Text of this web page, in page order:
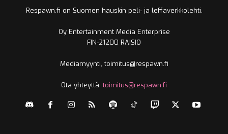
Respawn.fi on Suomen hauskin peli- ja leffaverkkolehti.
Oy Entertainment Media Enterprise
FIN-21200 RAISIO
Mediamyynti, toimitus@respawn.fi
Ota yhteyttä:toimitus@respawn.fi